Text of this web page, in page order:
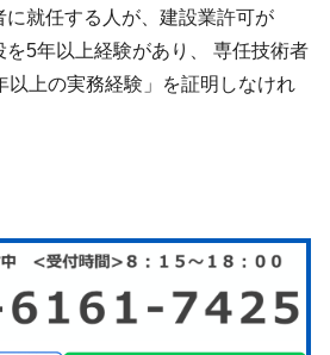
就任する人が、建設業許可が
を5年以上経験があり、 専任技術者
以上の実務経験」を証明しなけれ